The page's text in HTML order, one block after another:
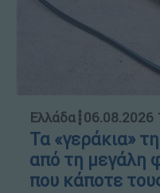
Ελλάδα┋06.08.2026
Τα «γεράκια»
από τη μεγάλη
που κάποτε